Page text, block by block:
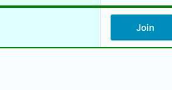
Join